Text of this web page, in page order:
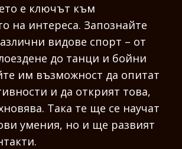
е ключът към
на интереса. Запознайте
видове спорт – от
до танци и бойни
им възможност да опитат
и да открият това,
Така те ще се научат
умения, но и ще развият